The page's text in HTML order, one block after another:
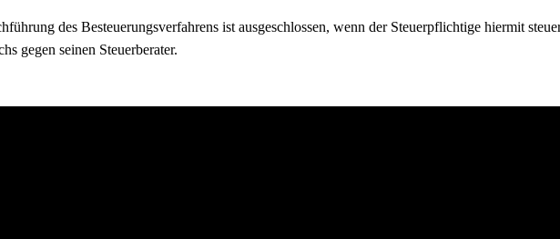
des Besteuerungsverfahrens ist ausgeschlossen, wenn der Steuerpflichtige hiermit
gegen seinen Steuerberater.